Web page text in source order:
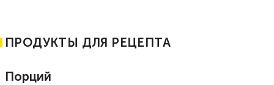
ПРОДУКТЫ ДЛЯ РЕЦЕПТА
Порций